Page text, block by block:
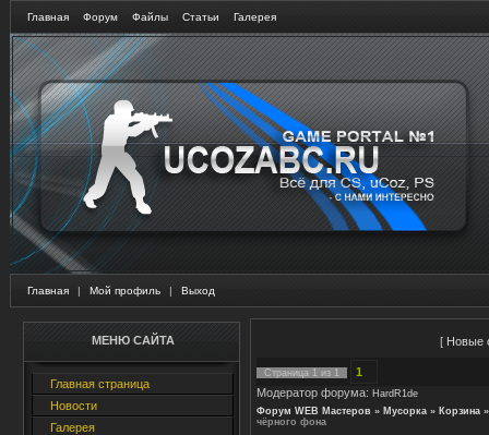
Главная Форум Файлы Статьи Галерея
Главная | Мой профиль | Выход
МЕНЮ САЙТА
Главная страница
Новости
Галерея
[ Новые
Страница 1 из 1
1
Модератор форума: HardR1de
Форум WEB Мастеров » Мусорка » Корзина »
чёрного фона